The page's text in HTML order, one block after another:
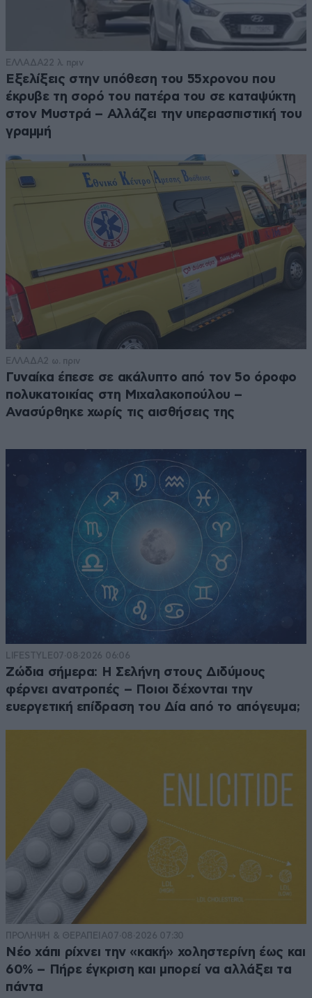
ΕΛΛΑΔΑ22 λ. πριν
Εξελίξεις στην υπόθεση του 55χρονου που
έκρυβε τη σορό του πατέρα του σε καταψύκτη
στον Μυστρά – Αλλάζει την υπερασπιστική του
γραμμή
ΕΛΛΑΔΑ2 ω. πριν
Γυναίκα έπεσε σε ακάλυπτο από τον 5ο όροφο
πολυκατοικίας στη Μιχαλακοπούλου –
Ανασύρθηκε χωρίς τις αισθήσεις της
LIFESTYLE07·08·2026 06:06
Ζώδια σήμερα: Η Σελήνη στους Διδύμους
φέρνει ανατροπές – Ποιοι δέχονται την
ευεργετική επίδραση του Δία από το απόγευμα;
ΠΡΟΛΗΨΗ & ΘΕΡΑΠΕΙΑ07·08·2026 07:30
Νέο χάπι ρίχνει την «κακή» χοληστερίνη έως και
60% – Πήρε έγκριση και μπορεί να αλλάξει τα
πάντα